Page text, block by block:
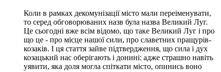
Коли в рамках декомунізації місто мали переіменувати,
то серед обговорюваних назв була назва Великий Луг.
Це сьогодні вже всім відомо, що таке Великий Луг і про
що це - про місце нашої сили, про славетних пращурів-
козаків. І ця стаття зайве підтвердження, що сила і дух
козацький нас оберігають і донині: адже страшно навіть
уявити, яка доля могла спіткати місто, опинись воно